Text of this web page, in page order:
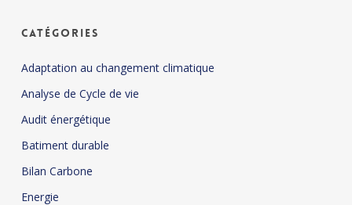
Catégories
Adaptation au changement climatique
Analyse de Cycle de vie
Audit énergétique
Batiment durable
Bilan Carbone
Energie